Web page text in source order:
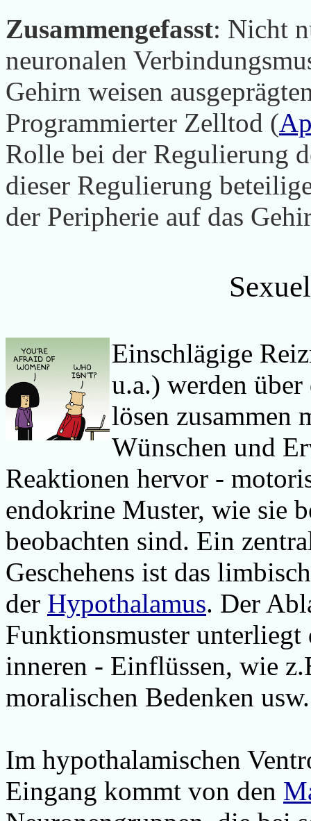
Zusammengefasst: Nicht
neuronalen
Gehirn weisen
Programmierter Zelltod (
Rolle bei der Regulierung
dieser Regulierung
der Peripherie auf das
Einschlägige
u.a.) werden
lösen zusammen
Wünschen und
Reaktionen hervor -
endokrine Muster, wie sie
beobachten sind. Ein
Geschehens ist das
der Hypothalamus. Der
Funktionsmuster unterliegt
inneren - Einflüssen, wie
moralischen Bedenken
Im hypothalamischen
Eingang kommt von den